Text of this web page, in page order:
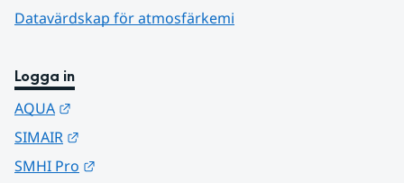
Datavärdskap för atmosfärkemi
Logga in
AQUA
SIMAIR
SMHI Pro